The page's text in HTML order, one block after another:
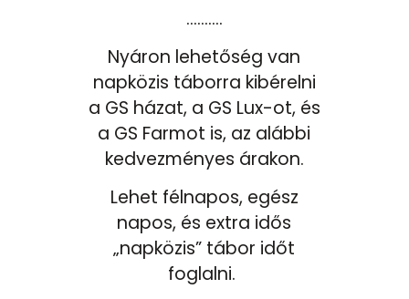
……….
Nyáron lehetőség van
napközis táborra kibérelni
a GS házat, a GS Lux-ot, és
a GS Farmot is, az alábbi
kedvezményes árakon.
Lehet félnapos, egész
napos, és extra idős
„napközis” tábor időt
foglalni.